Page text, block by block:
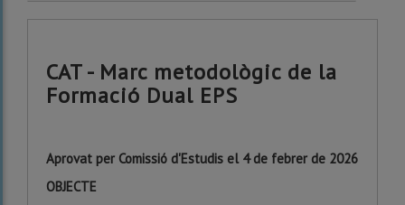
CAT - Marc metodològic de la
Formació Dual EPS
Aprovat per Comissió d'Estudis el 4 de febrer de 2026
OBJECTE